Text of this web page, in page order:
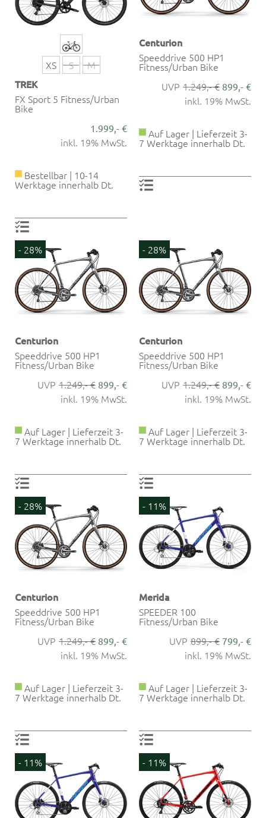
XS S
M
TREK
FX Sport 5 Fitness/Urban
Bike
1.999,- €
inkl. 19% MwSt.
Bestellbar | 10-14
Werktage innerhalb Dt.
Centurion
Speeddrive 500 HP1
Fitness/Urban Bike
1.249,- € 899,- €
inkl. 19% MwSt.
Auf Lager | Lieferzeit 3-
7 Werktage innerhalb Dt.
- 28%
Centurion
Speeddrive 500 HP1
Fitness/Urban Bike
1.249,- € 899,- €
inkl. 19% MwSt.
Auf Lager | Lieferzeit 3-
7 Werktage innerhalb Dt.
- 28%
Centurion
Speeddrive 500 HP1
Fitness/Urban Bike
1.249,- € 899,- €
inkl. 19% MwSt.
Auf Lager | Lieferzeit 3-
7 Werktage innerhalb Dt.
- 28%
Centurion
Speeddrive 500 HP1
Fitness/Urban Bike
1.249,- € 899,- €
inkl. 19% MwSt.
Auf Lager | Lieferzeit 3-
7 Werktage innerhalb Dt.
- 11%
Merida
SPEEDER 100
Fitness/Urban Bike
899,- € 799,- €
inkl. 19% MwSt.
Auf Lager | Lieferzeit 3-
7 Werktage innerhalb Dt.
- 11% - 11%